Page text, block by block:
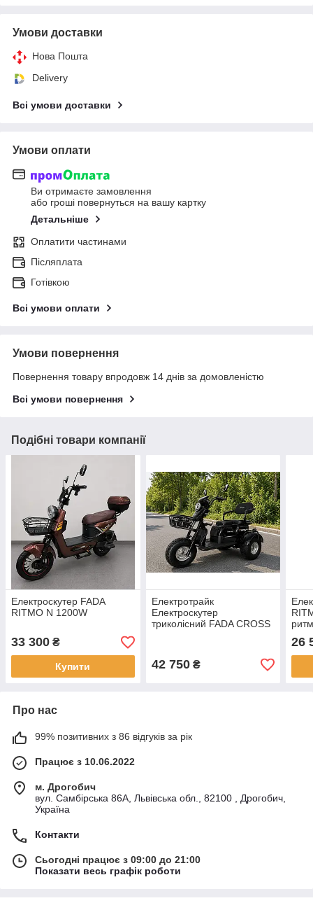
Умови доставки
Нова Пошта
Delivery
Всі умови доставки
Умови оплати
Ви отримаєте замовлення
або гроші повернуться на вашу картку
Детальніше
Оплатити частинами
Післяплата
Готівкою
Всі умови оплати
Умови повернення
Повернення товару впродовж 14 днів за домовленістю
Всі умови повернення
Подібні товари компанії
Електроскутер FADA
RITMO N 1200W
33 300 ₴
Купити
Електротрайк
Електроскутер
триколісний FADA CROSS
42 750₴
26
Про нас
99% позитивних з 86 відгуків за рік
Працює з 10.06.2022
м. Дрогобич
вул. Самбірська 86А, Львівська обл., 82100 , Дрогобич,
Україна
Контакти
Сьогодні працює з 09:00 до 21:00
Показати весь графік роботи